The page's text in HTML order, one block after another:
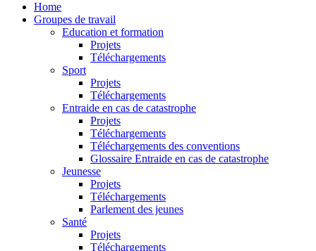
Home
Groupes de travail
Education et formation
Projets
Téléchargements
Sport
Projets
Téléchargements
Entraide en cas de catastrophe
Projets
Téléchargements
Téléchargements des conventions
Glossaire Entraide en cas de catastrophe
Jeunesse
Projets
Téléchargements
Parlement des jeunes
Santé
Projets
Téléchargements